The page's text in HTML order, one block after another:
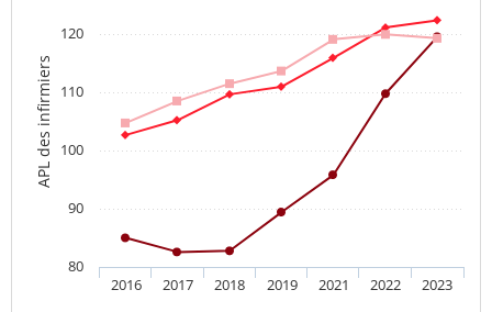
APL des infirmiers
2016 2017 2018 2019 2021 2022 2023
80
90
100
110
120